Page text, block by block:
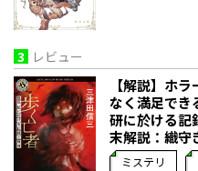
3 レビュー
【解説】ホ
なく満足でき
研に於ける記
末解説：織守
ミステリ